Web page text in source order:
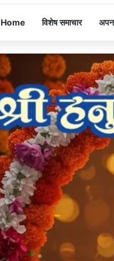
Home विशेष समाचार